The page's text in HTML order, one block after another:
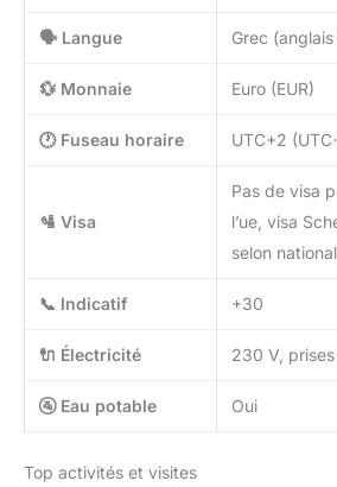
🗣️ Langue Grec
💱 Monnaie Euro (EUR)
🕐 Fuseau horaire UTC+2
🛂 Visa
Pas de visa
l’ue, visa
selon
📞 Indicatif +30
🔌 Électricité 230 V,
🚰 Eau potable Oui
Top activités et visites